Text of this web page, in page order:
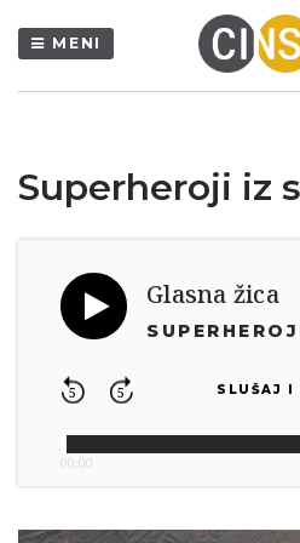
MENI
Superheroji iz
Glasna žica
5 5 SLUŠAJ I
00:00